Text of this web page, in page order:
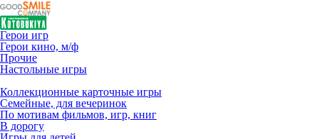
Герои игр
Герои кино, м/ф
Прочие
Настольные игры
Коллекционные карточные игры
Семейные, для вечеринок
По мотивам фильмов, игр, книг
В дорогу